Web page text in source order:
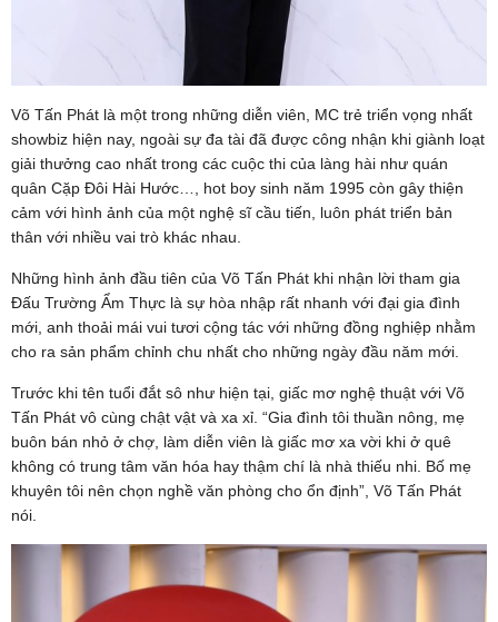
Võ Tấn Phát là một trong những diễn viên, MC trẻ triển vọng nhất
showbiz hiện nay, ngoài sự đa tài đã được công nhận khi giành loạt
giải thưởng cao nhất trong các cuộc thi của làng hài như quán
quân Cặp Đôi Hài Hước…, hot boy sinh năm 1995 còn gây thiện
cảm với hình ảnh của một nghệ sĩ cầu tiến, luôn phát triển bản
thân với nhiều vai trò khác nhau.
Những hình ảnh đầu tiên của Võ Tấn Phát khi nhận lời tham gia
Đấu Trường Ẩm Thực là sự hòa nhập rất nhanh với đại gia đình
mới, anh thoải mái vui tươi cộng tác với những đồng nghiệp nhằm
cho ra sản phẩm chỉnh chu nhất cho những ngày đầu năm mới.
Trước khi tên tuổi đắt sô như hiện tại, giấc mơ nghệ thuật với Võ
Tấn Phát vô cùng chật vật và xa xỉ. “Gia đình tôi thuần nông, mẹ
buôn bán nhỏ ở chợ, làm diễn viên là giấc mơ xa vời khi ở quê
không có trung tâm văn hóa hay thậm chí là nhà thiếu nhi. Bố mẹ
khuyên tôi nên chọn nghề văn phòng cho ổn định”, Võ Tấn Phát
nói.